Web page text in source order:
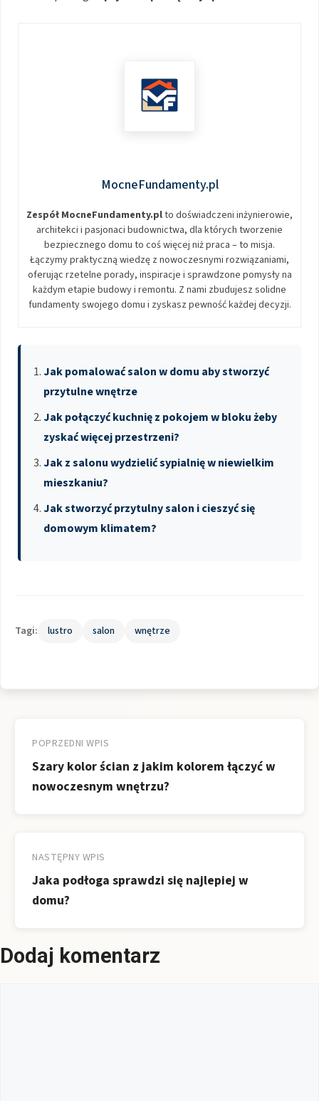
MocneFundamenty.pl
Zespół MocneFundamenty.plto doświadczeni inżynierowie,
architekci i pasjonaci budownictwa, dla których tworzenie
bezpiecznego domu to coś więcej niż praca – to misja.
Łączymy praktyczną wiedzę z nowoczesnymi rozwiązaniami,
oferując rzetelne porady, inspiracje i sprawdzone pomysły na
każdym etapie budowy i remontu. Z nami zbudujesz solidne
fundamenty swojego domu i zyskasz pewność każdej decyzji.
Jak pomalować salon w domu aby stworzyć
przytulne wnętrze
Jak połączyć kuchnię z pokojem w bloku żeby
zyskać więcej przestrzeni?
Jak z salonu wydzielić sypialnię w niewielkim
mieszkaniu?
Jak stworzyć przytulny salon i cieszyć się
domowym klimatem?
Tagi: lustro salon wnętrze
wpisu
POPRZEDNI WPIS
Szary kolor ścian z jakim kolorem łączyć w
nowoczesnym wnętrzu?
NASTĘPNY WPIS
Jaka podłoga sprawdzi się najlepiej w
domu?
Dodaj komentarz